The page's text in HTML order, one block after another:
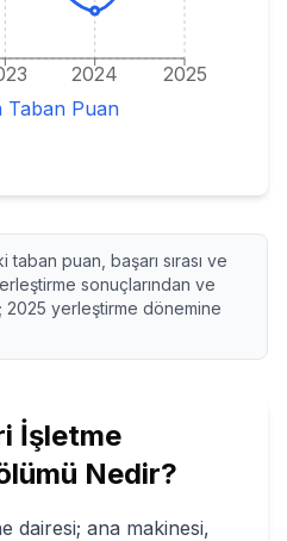
2024 2025
Taban Puan
taban puan, başarı sırası ve
sonuçlarından ve
2025 yerleştirme dönemine
İşletme
Nedir?
dairesi; ana makinesi,